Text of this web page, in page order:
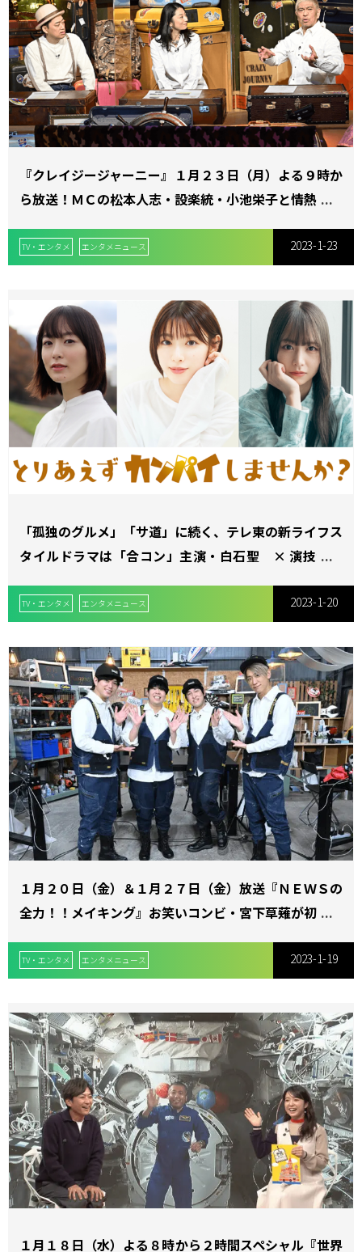
『クレイジージャーニー』１月２３日（月）よる９時か
ら放送！ＭＣの松本人志・設楽統・小池栄子と情熱的な
お届け！
TV・エンタメ エンタメニュース 2023-1-23
「孤独のグルメ」「サ道」に続く、テレ東の新ライフス
タイルドラマは「合コン」主演・白石聖 × 演技派女
を取り戻す”女性3人のハートフル・シチュエーション
コメディ水ドラ25 「とりあえずカンパイしません
か？」 2023年３月１日〜放送！
TV・エンタメ エンタメニュース 2023-1-20
１月２０日（金）＆１月２７日（金）放送『ＮＥＷＳの
全力！！メイキング』お笑いコンビ・宮下草薙が初登場
TV・エンタメ エンタメニュース 2023-1-19
１月１８日（水）よる８時から２時間スペシャル『世界